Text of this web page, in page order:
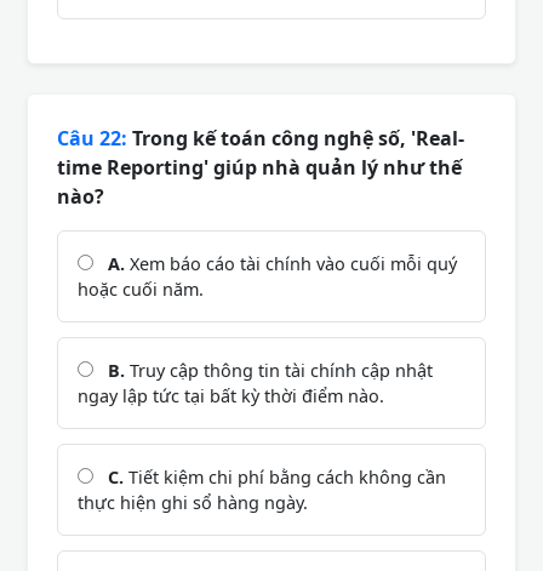
Câu 22: Trong kế toán công nghệ số, 'Real-
time Reporting' giúp nhà quản lý như thế
nào?
A. Xem báo cáo tài chính vào cuối mỗi quý
hoặc cuối năm.
B. Truy cập thông tin tài chính cập nhật
ngay lập tức tại bất kỳ thời điểm nào.
C. Tiết kiệm chi phí bằng cách không cần
thực hiện ghi sổ hàng ngày.